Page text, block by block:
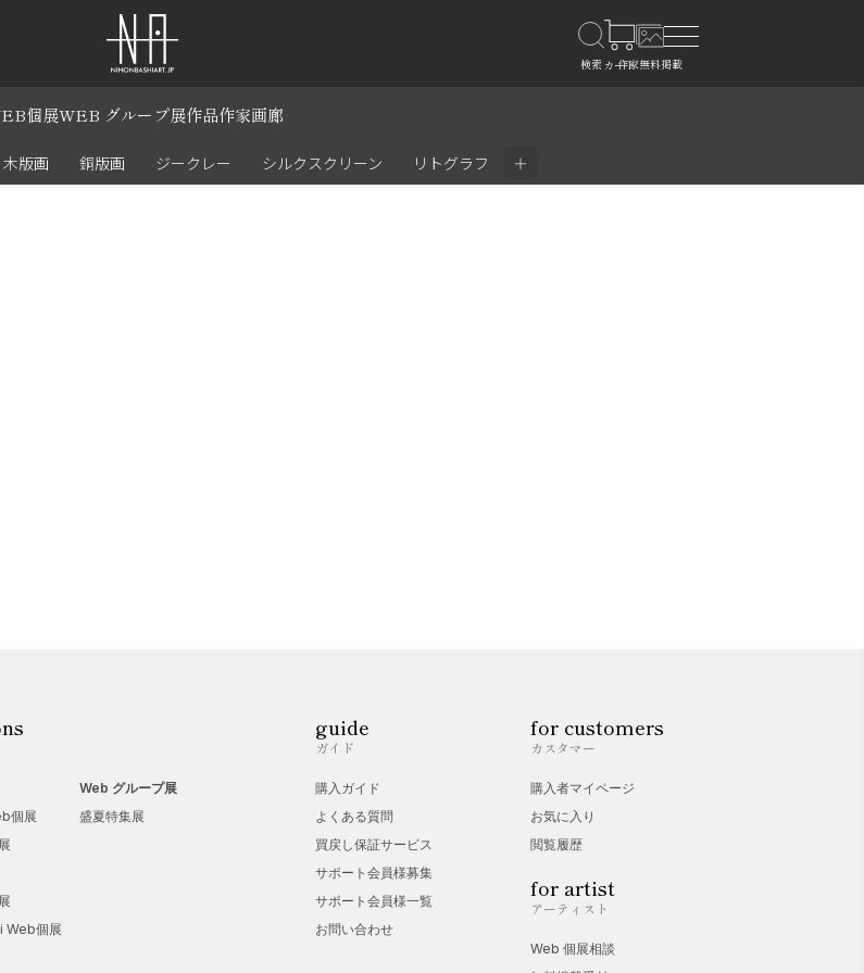
個展WEB グループ展作品作家画廊
木版画 銅版画 ジークレー シルクスクリーン リトグラフ ＋
個展
Web個展
Web グループ展
盛夏特集展
guide
ガイド
購入ガイド
よくある質問
買戻し保証サービス
サポート会員様募集
サポート会員様一覧
お問い合わせ
for customers
カスタマー
購入者マイページ
お気に入り
閲覧履歴
for artist
アーティスト
Web 個展相談